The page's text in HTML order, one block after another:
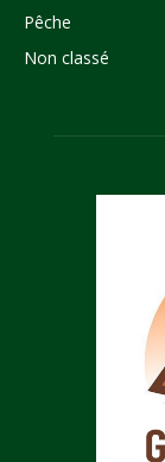
Pêche
Non classé